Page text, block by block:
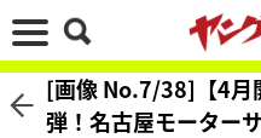
[画像 No.7/38]【4月
弾！名古屋モーター